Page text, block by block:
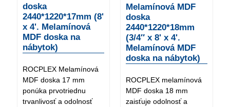
doska
2440*1220*17mm (8'
x 4'. Melamínová
MDF doska na
nábytok)
ROCPLEX Melamínová
MDF doska 17 mm
ponúka prvotriednu
trvanlivosť a odolnosť
Melamínová MDF
doska
2440*1220*18mm
(3/4″ x 8' x 4'.
Melamínová MDF
doska na nábytok)
ROCPLEX melamínová
MDF doska 18 mm
zaisťuje odolnosť a